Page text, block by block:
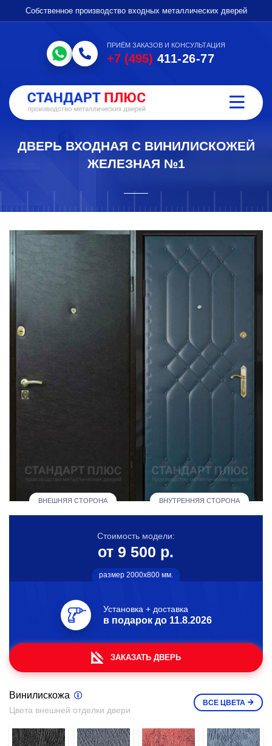
Собственное производство входных металлических дверей
ПРИЁМ ЗАКАЗОВ И КОНСУЛЬТАЦИЯ
+7 (495) 411-26-77
ДВЕРЬ ВХОДНАЯ С ВИНИЛИСКОЖЕЙ
ЖЕЛЕЗНАЯ №1
ВНЕШНЯЯ СТОРОНА ВНУТРЕННЯЯ СТОРОНА
Стоимость модели:
от 9 500 р.
размер 2000х800 мм.
Установка + доставка
в подарок до 11.8.2026
ЗАКАЗАТЬ ДВЕРЬ
Винилискожа
Цвета внешней отделки двери
ВСЕ ЦВЕТА